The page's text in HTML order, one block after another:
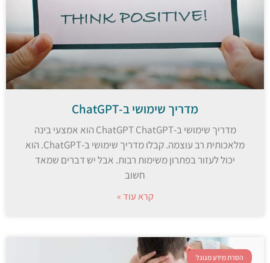
מדריך שימושי ב-ChatGPT
מדריך שימושי ב-ChatGPT ChatGPT הוא אמצעי בינה
מלאכותית רב עוצמה. קבלו מדריך שימושי ב-ChatGPT. הוא
יכול לעזור בפתרון משימות רבות. אבל יש דברים שמאד
חשוב
קרא עוד »
הסרת מידע מגוגל